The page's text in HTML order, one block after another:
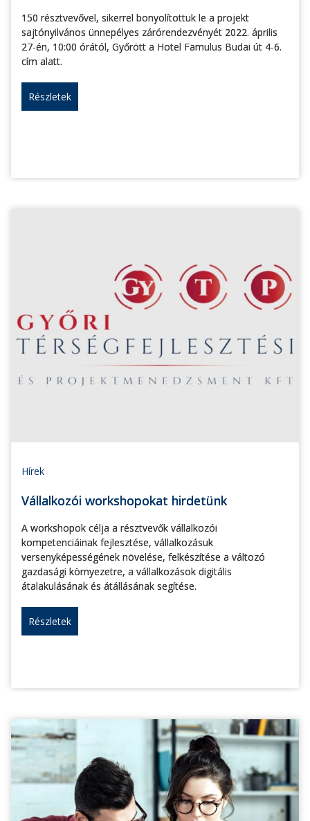
150 résztvevővel, sikerrel bonyolítottuk le a projekt
sajtónyilvános ünnepélyes zárórendezvényét 2022. április
27-én, 10:00 órától, Győrött a Hotel Famulus Budai út 4-6.
cím alatt.
Részletek
Hírek
Vállalkozói workshopokat hirdetünk
A workshopok célja a résztvevők vállalkozói
kompetenciáinak fejlesztése, vállalkozásuk
versenyképességének növelése, felkészítése a változó
gazdasági környezetre, a vállalkozások digitális
átalakulásának és átállásának segítése.
Részletek